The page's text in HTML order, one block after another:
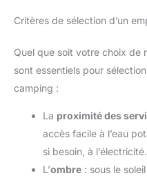
Critères de sélection d’un
Quel que soit votre choix de
sont essentiels pour
camping :
La proximité des
accès facile à l’eau
si besoin, à l’électricité.
L’ombre : sous le